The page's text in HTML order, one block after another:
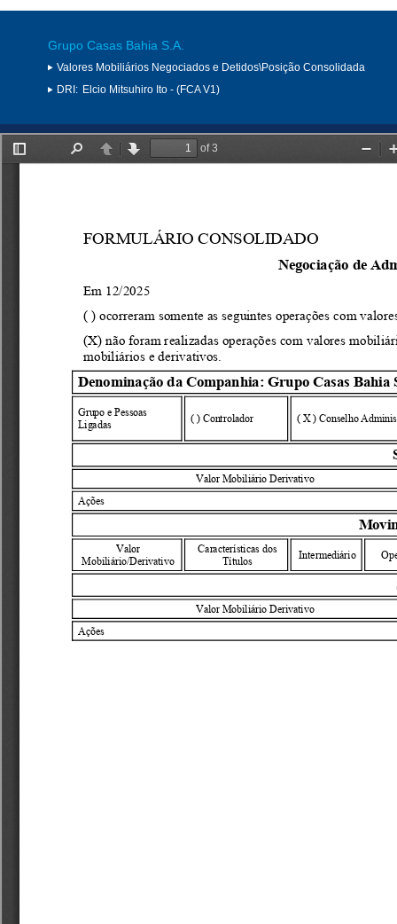
Grupo Casas Bahia S.A.
Valores Mobiliários Negociados e Detidos\Posição Consolidada
DRI: Elcio Mitsuhiro Ito - (FCA V1)